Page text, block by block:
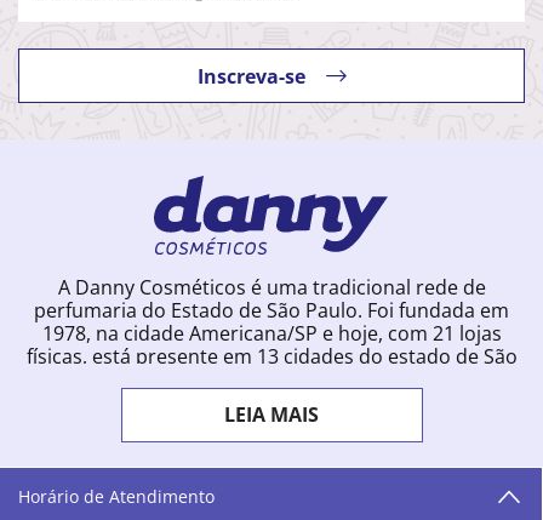
Inscreva-se
A Danny Cosméticos é uma tradicional rede de
perfumaria do Estado de São Paulo. Foi fundada em
1978, na cidade Americana/SP e hoje, com 21 lojas
físicas, está presente em 13 cidades do estado de São
começou a vender para todo o território brasileiro.
Com uma infinidade de marcas e a filosofia de vender
produtos que vão do popular ao luxo, a Danny
Cosméticos mantém parceria com aproximadamente
300 grandes fornecedores e lançamentos diários na
LEIA MAIS
Horário de Atendimento